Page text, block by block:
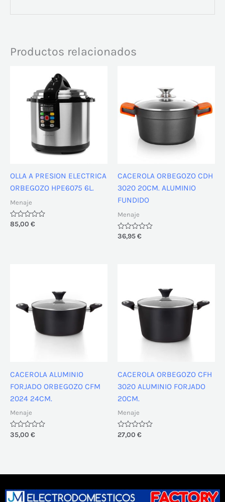
Productos relacionados
OLLA A PRESION ELECTRICA
ORBEGOZO HPE6075 6L.
Menaje
Valorado
85,00 €
CACEROLA ORBEGOZO CDH
3020 20CM. ALUMINIO
FUNDIDO
Menaje
Valorado
36,95€
CACEROLA ALUMINIO
FORJADO ORBEGOZO CFM
2024 24CM.
Menaje
Valorado
con
35,00 €
CACEROLA ORBEGOZO CFH
3020 ALUMINIO FORJADO
20CM.
Menaje
Valorado
con
27,00 €